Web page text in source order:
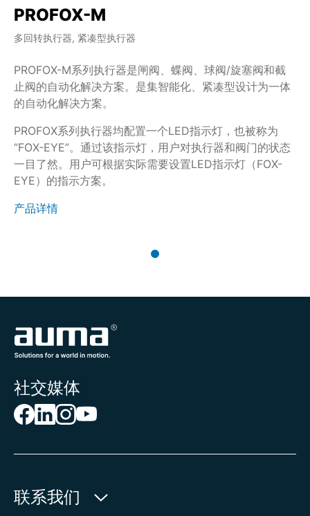
PROFOX-M
多回转执行器, 紧凑型执行器
PROFOX-M系列执行器是闸阀、蝶阀、球阀/旋塞阀和截
止阀的自动化解决方案。是集智能化、紧凑型设计为一体
的自动化解决方案。
PROFOX系列执行器均配置一个LED指示灯，也被称为
“FOX-EYE”。通过该指示灯，用户对执行器和阀门的状态
一目了然。用户可根据实际需要设置LED指示灯（FOX-
EYE）的指示方案。
产品详情
社交媒体
联系我们